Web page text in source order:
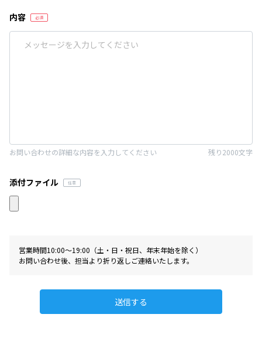
内容
残り2000文字
お問い合わせの詳細な内容を入力してください
添付ファイル
営業時間10:00〜19:00（土・日・祝日、年末年始を除く）
お問い合わせ後、担当より折り返しご連絡いたします。
送信する